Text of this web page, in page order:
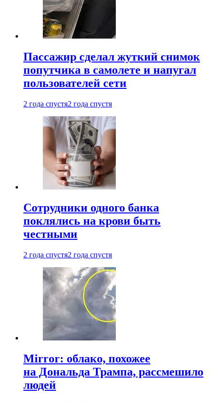
Пассажир сделал жуткий снимок
попутчика в самолете и напугал
пользователей сети
2 года спустя2 года спустя
Сотрудники одного банка
поклялись на крови быть
честными
2 года спустя2 года спустя
Mirror: облако, похожее
на Дональда Трампа, рассмешило
людей